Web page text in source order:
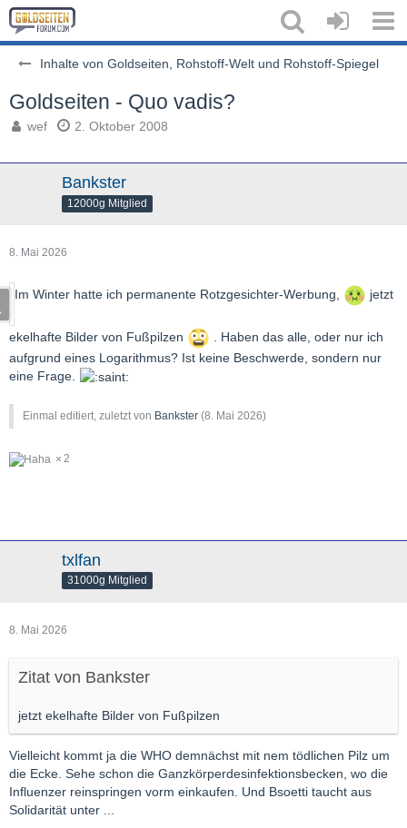
Inhalte von Goldseiten, Rohstoff-Welt und Rohstoff-Spiegel
Goldseiten - Quo vadis?
wef 2. Oktober 2008
Bankster
12000g Mitglied
8. Mai 2026
Im Winter hatte ich permanente Rotzgesichter-Werbung, jetzt
ekelhafte Bilder von Fußpilzen
. Haben das alle, oder nur ich
aufgrund eines Logarithmus? Ist keine Beschwerde, sondern nur
eine Frage.
Einmal editiert, zuletzt von Bankster (8. Mai 2026)
2
txlfan
31000g Mitglied
8. Mai 2026
Zitat von Bankster
jetzt ekelhafte Bilder von Fußpilzen
Vielleicht kommt ja die WHO demnächst mit nem tödlichen Pilz um
die Ecke. Sehe schon die Ganzkörperdesinfektionsbecken, wo die
Influenzer reinspringen vorm einkaufen. Und Bsoetti taucht aus
Solidarität unter ...